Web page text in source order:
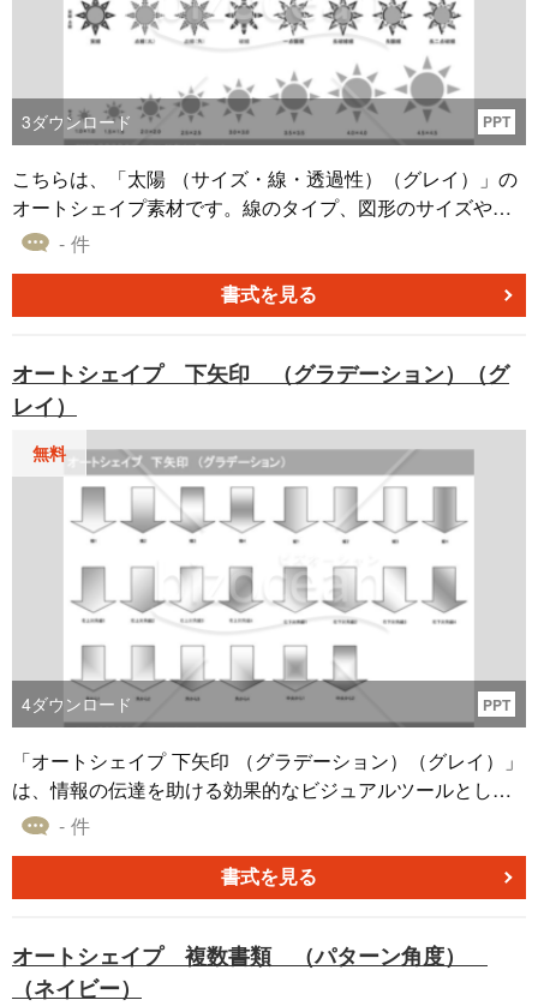
3ダウンロード PPT
こちらは、「太陽 （サイズ・線・透過性）（グレイ）」の
オートシェイプ素材です。線のタイプ、図形のサイズや透
過率を変えた、さまざまなバリエーションをそろえまし
（グレイ）」は、自社で作成する資料の図やアイコンなど
にご利用いただけます。 無料でダウンロードすることがで
立てください。
- 件
書式を見る
オートシェイプ 下矢印 （グラデーション）（グ
レイ）
無料
4ダウンロード PPT
「オートシェイプ 下矢印 （グラデーション）（グレイ）」
は、情報の伝達を助ける効果的なビジュアルツールとして
提供されるオートシェイプ素材です。ビジネス文書やプレ
がある場合、この下矢印はその役割を果たします。また、
グレーのグラデーション効果が加えられたこのオートシェ
ド可能ですので、ぜひお役立てください。
- 件
書式を見る
オートシェイプ 複数書類 （パターン角度）
（ネイビー）